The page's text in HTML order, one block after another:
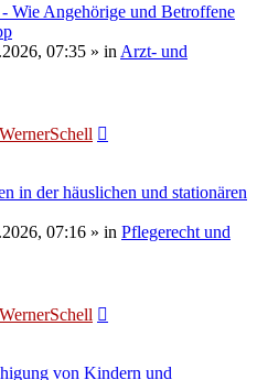
Wie Angehörige und Betroffene
07:35 » in Arzt- und
WernerSchell
in der häuslichen und stationären
07:16 » in Pflegerecht und
WernerSchell
von Kindern und